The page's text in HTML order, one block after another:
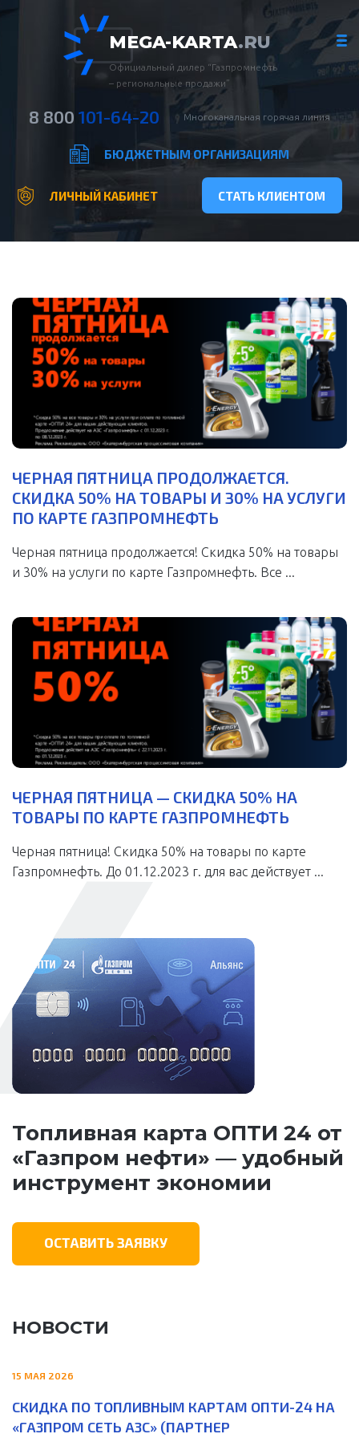
MEGA-KARTA.RU
Официальный дилер “Газпромнефть
– региональные продажи”
8 800 101-64-20 Многоканальная горячая линия
БЮДЖЕТНЫМ ОРГАНИЗАЦИЯМ
ЛИЧНЫЙ КАБИНЕТ СТАТЬ КЛИЕНТОМ
ЧЕРНАЯ ПЯТНИЦА ПРОДОЛЖАЕТСЯ.
СКИДКА 50% НА ТОВАРЫ И 30% НА УСЛУГИ
ПО КАРТЕ ГАЗПРОМНЕФТЬ
Черная пятница продолжается! Скидка 50% на товары
и 30% на услуги по карте Газпромнефть. Все ...
ЧЕРНАЯ ПЯТНИЦА — СКИДКА 50% НА
ТОВАРЫ ПО КАРТЕ ГАЗПРОМНЕФТЬ
Черная пятница! Скидка 50% на товары по карте
Газпромнефть. До 01.12.2023 г. для вас действует ...
Топливная карта ОПТИ 24 от
«Газпром нефти» — удобный
инструмент экономии
ОСТАВИТЬ ЗАЯВКУ
НОВОСТИ
15 МАЯ 2026
СКИДКА ПО ТОПЛИВНЫМ КАРТАМ ОПТИ-24 НА
«ГАЗПРОМ СЕТЬ АЗС» (ПАРТНЕР